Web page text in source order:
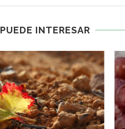
INTERESAR